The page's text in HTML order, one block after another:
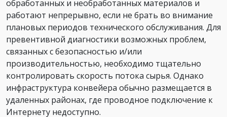
обработанных и необработанных материалов и
работают непрерывно, если не брать во внимание
плановых периодов технического обслуживания. Для
превентивной диагностики возможных проблем,
связанных с безопасностью и/или
производительностью, необходимо тщательно
контролировать скорость потока сырья. Однако
инфраструктура конвейера обычно размещается в
удаленных районах, где проводное подключение к
Интернету недоступно.